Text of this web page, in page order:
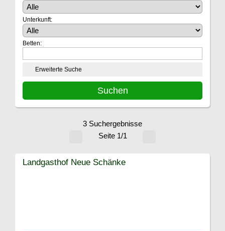
Unterkunft:
Betten:
Erweiterte Suche
3 Suchergebnisse
Seite 1/1
Landgasthof Neue Schänke